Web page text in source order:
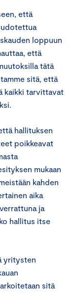
että
loppuun
että
tätä
sitä, että
kaikki tarvittavat
hallituksen
poikkeavat
mukaan
kahden
aika
ja
hallitus itse
yritysten
sitä